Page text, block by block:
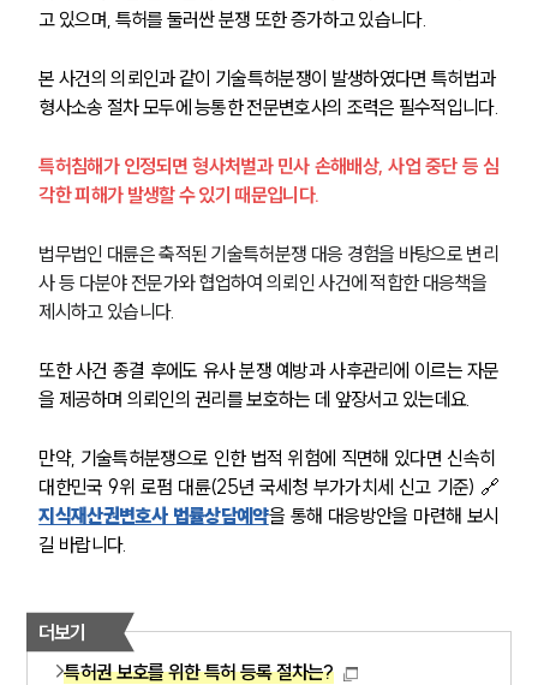
대륜법률상담예약
대륜법률상담예약
고 있으며, 특허를 둘러싼 분쟁 또한 증가하고 있습니다.
본 사건의 의뢰인과 같이 기술특허분쟁이 발생하였다면 특허법과
형사소송 절차 모두에 능통한 전문변호사의 조력은 필수적입니다.
특허침해가 인정되면 형사처벌과 민사 손해배상, 사업 중단 등 심
각한 피해가 발생할 수 있기 때문입니다.
법무법인 대륜은 축적된 기술특허분쟁 대응 경험을 바탕으로 변리
사 등 다분야 전문가와 협업하여 의뢰인 사건에 적합한 대응책을
제시하고 있습니다.
또한 사건 종결 후에도 유사 분쟁 예방과 사후관리에 이르는 자문
을 제공하며 의뢰인의 권리를 보호하는 데 앞장서고 있는데요.
만약, 기술특허분쟁으로 인한 법적 위험에 직면해 있다면 신속히
대한민국 9위 로펌 대륜(25년 국세청 부가가치세 신고 기준) 🔗
지식재산권변호사 법률상담예약을 통해 대응방안을 마련해 보시
길 바랍니다.
더보기
특허권 보호를 위한 특허 등록 절차는?